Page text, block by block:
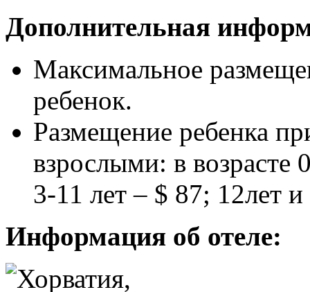
Дополнительная
Максимальное
ребенок.
Размещение ребенка
взрослыми: в возрасте
3-11 лет – $ 87; 12лет
Информация об отеле: